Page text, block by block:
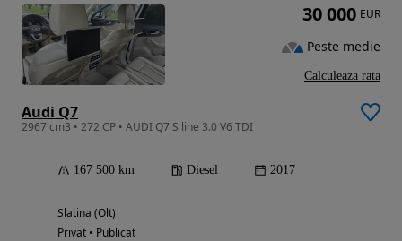
Audi Q7
2967 cm3 • 272 CP • AUDI Q7 S line 3.0 V6 TDI
167 500 km Diesel 2017
Slatina (Olt)
Privat • Publicat
30 000 EUR
Peste medie
Calculeaza rata